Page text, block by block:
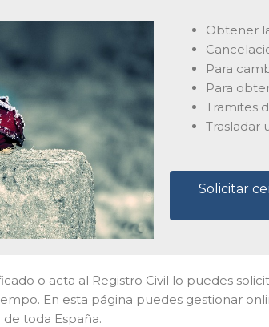
Obtener
Para
Para
Tramites
Trasladar
Solicitar
o acta al Registro Civil lo puedes
En esta página puedes gestionar
toda España.